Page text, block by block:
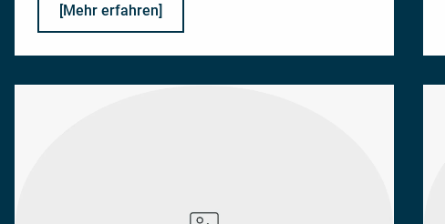
[Mehr erfahren]